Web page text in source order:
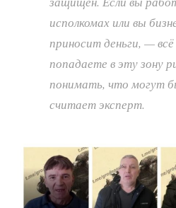
исполкомах или вы
приносит деньги, — всё
попадаете в эту зону
понимать, что могут
считает эксперт.